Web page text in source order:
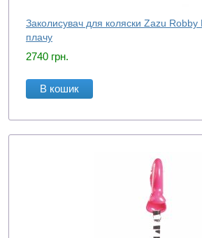
Заколисувач для коляски Zazu Robby
плачу
2740 грн.
В кошик